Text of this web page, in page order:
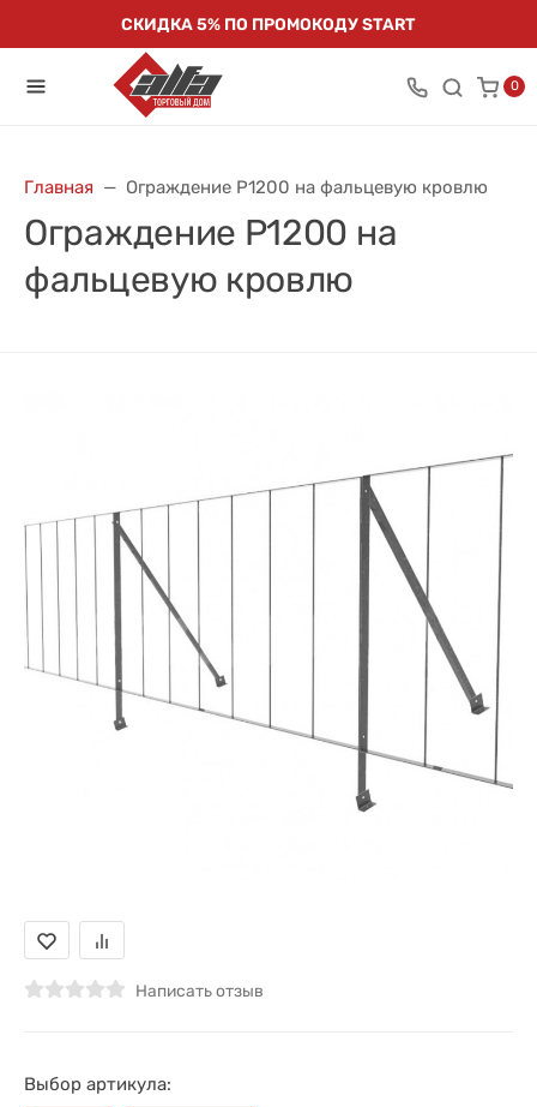
СКИДКА 5% ПО ПРОМОКОДУ START
0
Главная Ограждение Р1200 на фальцевую кровлю
Ограждение Р1200 на
фальцевую кровлю
Написать отзыв
Выбор артикула: